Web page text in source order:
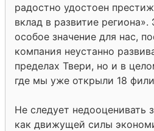
радостно удостоен
вклад в развитие
особое значение для нас,
компания неустанно
пределах Твери, но и в
где мы уже открыли 18
Не следует недооценивать
как движущей силы